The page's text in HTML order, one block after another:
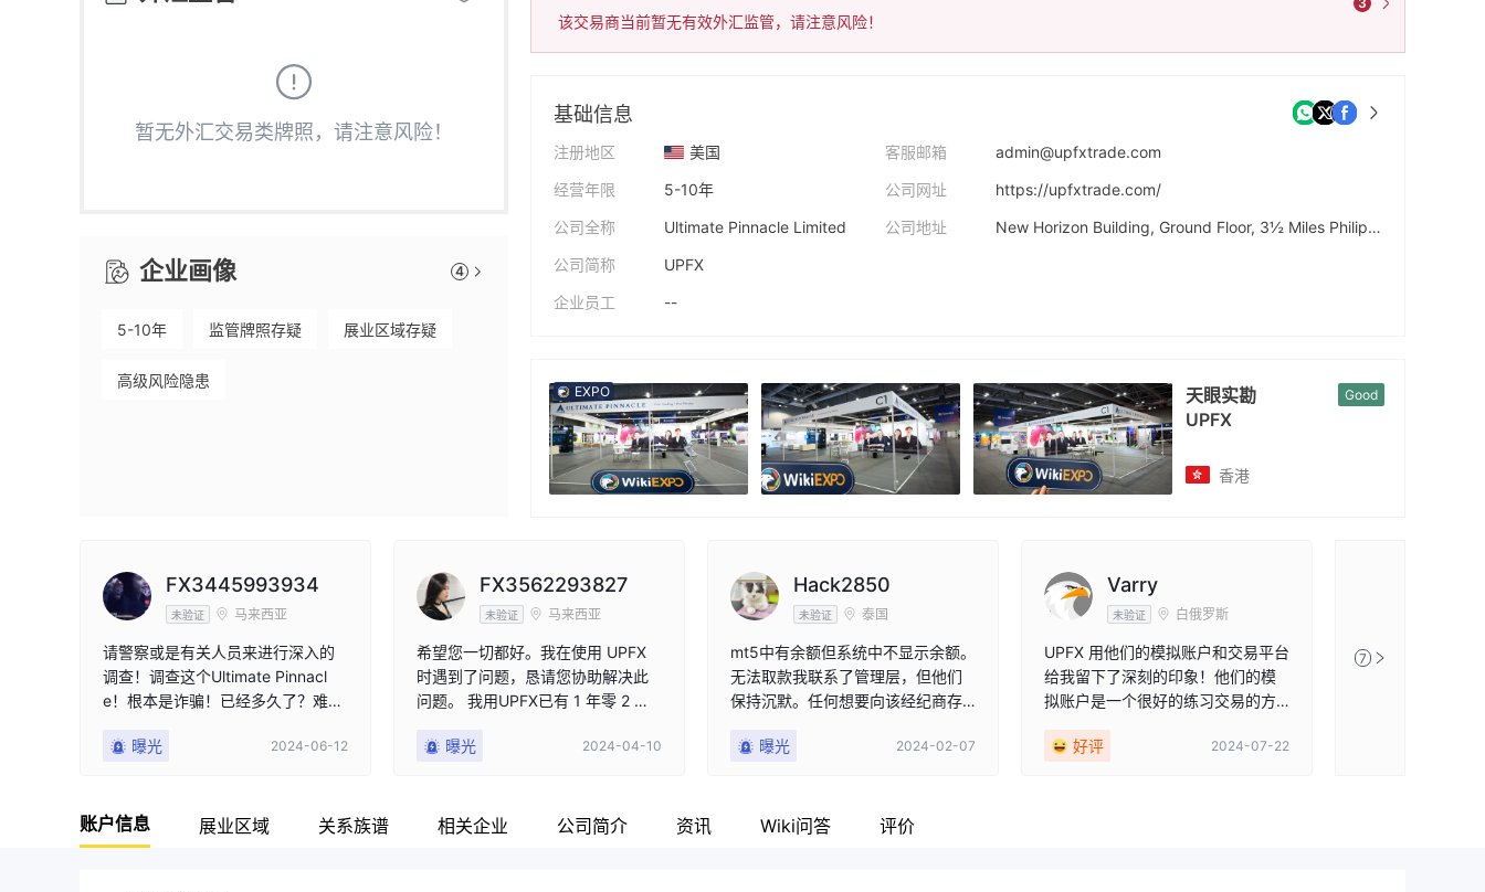
5
7
8
9
6
8
9
暂无外汇交易类牌照，请注意风险！
企业画像 4
5-10年 监管牌照存疑 展业区域存疑
高级风险隐患
该交易商当前暂无有效外汇监管，请注意风险！
基础信息
注册地区
美国
经营年限
5-10年
公司全称
Ultimate Pinnacle Limited
公司简称
UPFX
企业员工
--
客服邮箱
admin@upfxtrade.com
公司网址
https://upfxtrade.com/
公司地址
New Horizon Building, Ground Floor, 3½ Miles Philip S.W. Goldson Highway, Belize City, Belize
天眼实勘
UPFX
Good
香港
EXPO
FX3445993934
未验证 马来西亚
请警察或是有关人员来进行深入的
调查！调查这个Ultimate Pinnacl
e！根本是诈骗！已经多久了？难道
曝光
2024-06-12
FX3562293827
未验证 马来西亚
希望您一切都好。我在使用 UPFX
时遇到了问题，恳请您协助解决此
问题。 我用UPFX已有 1 年零 2 个
尝试出金，都未成功。 以下是我在
开户日期：2023 年 2 月 21 日 * 无
曝光 2024-04-10
Hack2850
未验证 泰国
mt5中有余额但系统中不显示余额。
无法取款我联系了管理层，但他们
保持沉默。任何想要向该经纪商存
再次取款。包括我做交易的朋友在
曝光 2024-02-07
Varry
未验证 白俄罗斯
UPFX 用他们的模拟账户和交易平台
给我留下了深刻的印象！他们的模
拟账户是一个很好的练习交易的方
他们的交易平台用户友好且功能齐
好评 2024-07-22
7
账户信息 展业区域 关系族谱 相关企业 公司简介 资讯 Wiki问答 评价